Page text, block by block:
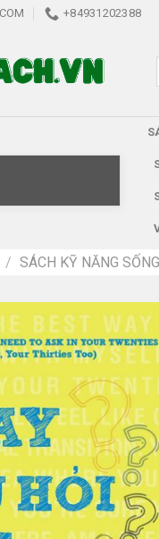
+84931202388
/ SÁCH KỸ NĂNG SỐNG